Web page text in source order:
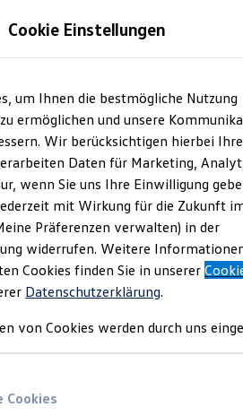
und Gebrauchtwagen
Cookie Einstellungen
um Ihnen die bestmögliche Nutzung
ermöglichen und unsere
Wir berücksichtigen hierbei Ihre
Daten für Marketing,
wenn Sie uns Ihre Einwilligung
mit Wirkung für die Zukunft
Präferenzen verwalten) in der
widerrufen. Weitere
Cookies finden Sie in unserer
Datenschutzerklärung.
von Cookies werden durch uns
Cookies